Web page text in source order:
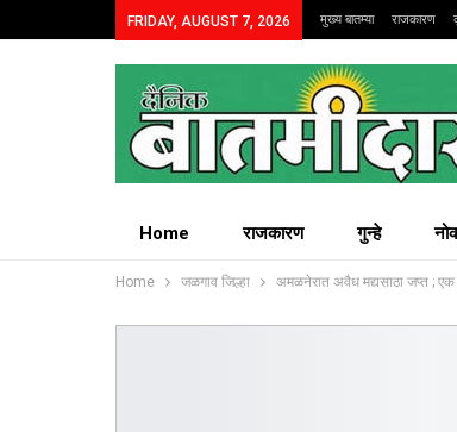
FRIDAY, AUGUST 7, 2026 मुख्य बातम्या राजकारण
Home राजकारण गुन्हे
Home जळगाव जिल्हा अमळनेरात अवैध मद्यसाठा जप्त ; एक